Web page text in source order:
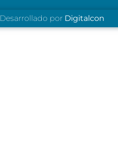
Desarrollado por Digitalcon